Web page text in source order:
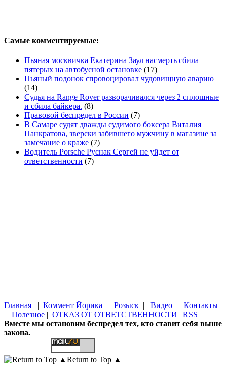
Самые комментируемые:
Пьяная москвичка Екатерина Заул насмерть сбила
пятерых на автобусной остановке (17)
Пьяный подонок спровоцировал чудовищную аварию
(14)
Судья на Range Rover разворачивался через 2 сплошные
и сбила байкера. (8)
Правовой беспредел в России (7)
В Самаре судят дважды судимого боксера Виталия
Панкратова, зверски забившего мужчину в магазине за
замечание о краже (7)
Водитель Porsche Руснак Сергей не уйдет от
ответственности (7)
Главная | Коммент Йорика | Розыск | Видео | Контакты
| Полезное | ОТКАЗ ОТ ОТВЕТСТВЕННОСТИ | RSS
Вместе мы остановим беспредел тех, кто ставит себя выше
закона.
Return to Top ▲